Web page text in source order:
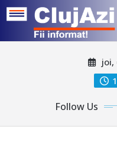
joi,
Follow Us